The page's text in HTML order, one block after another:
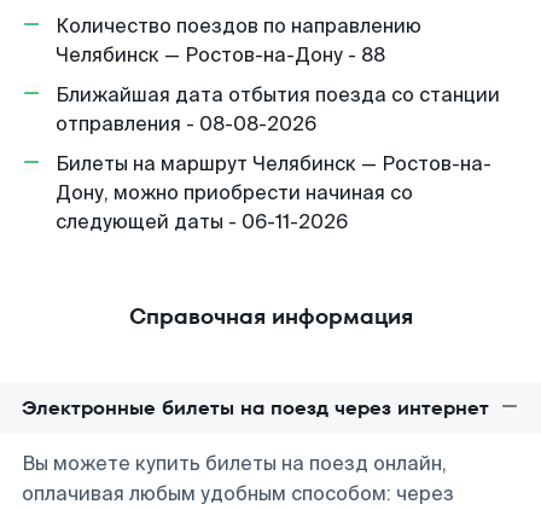
Количество поездов по направлению
Челябинск — Ростов-на-Дону - 88
Ближайшая дата отбытия поезда со станции
отправления - 08-08-2026
Билеты на маршрут Челябинск — Ростов-на-
Дону, можно приобрести начиная со
следующей даты - 06-11-2026
Справочная информация
Электронные билеты на поезд через интернет
Вы можете купить билеты на поезд онлайн,
оплачивая любым удобным способом: через